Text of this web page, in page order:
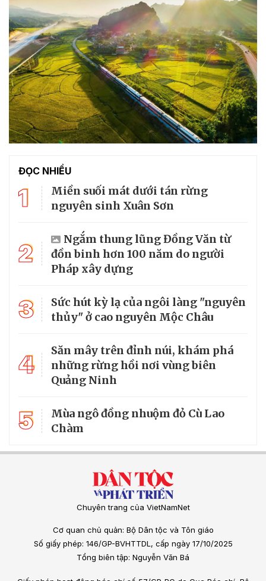
ĐỌC NHIỀU
1
Miền suối mát dưới tán rừng
nguyên sinh Xuân Sơn
2
Ngắm thung lũng Đồng Văn từ
đồn binh hơn 100 năm do người
Pháp xây dựng
3
Sức hút kỳ lạ của ngôi làng "nguyên
thủy" ở cao nguyên Mộc Châu
4
Săn mây trên đỉnh núi, khám phá
những rừng hồi nơi vùng biên
Quảng Ninh
5
Mùa ngô đồng nhuộm đỏ Cù Lao
Chàm
Chuyên trang của VietNamNet
Cơ quan chủ quản: Bộ Dân tộc và Tôn giáo
Số giấy phép: 146/GP-BVHTTDL, cấp ngày 17/10/2025
Tổng biên tập: Nguyễn Văn Bá